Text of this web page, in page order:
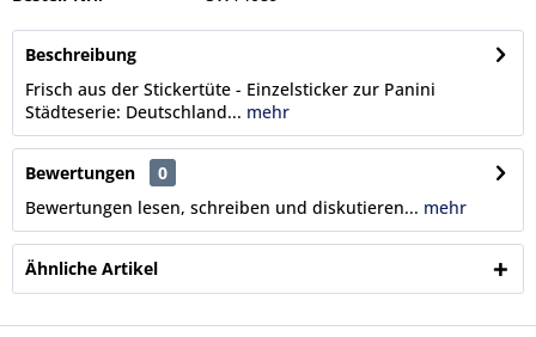
Beschreibung
Frisch aus der Stickertüte - Einzelsticker zur Panini
Städteserie: Deutschland... mehr
Bewertungen
0
Bewertungen lesen, schreiben und diskutieren... mehr
Ähnliche Artikel